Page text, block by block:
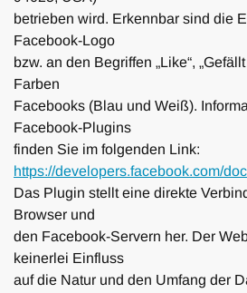
betrieben wird. Erkennbar sind die
Facebook-Logo
bzw. an den Begriffen „Like“,
Farben
Facebooks (Blau und Weiß).
Facebook-Plugins
finden Sie im folgenden Link:
https://developers.facebook.com/
Das Plugin stellt eine direkte
Browser und
den Facebook-Servern her. Der
keinerlei Einfluss
auf die Natur und den Umfang der